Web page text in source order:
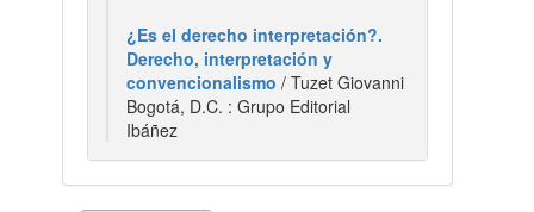
¿Es el derecho interpretación?.
Derecho, interpretación y
convencionalismo / Tuzet Giovanni
Bogotá, D.C. : Grupo Editorial
Ibáñez